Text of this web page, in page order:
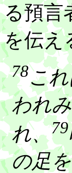
る預言
を伝え
78こ
われ
れ、79
の足